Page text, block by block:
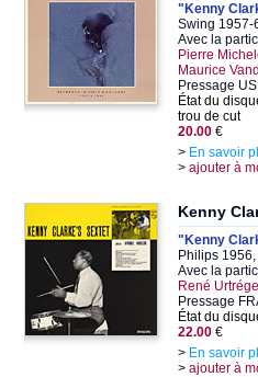
"Kenny
Swing 1957-
Avec la
Pierre
Maurice
Pressage
État du
trou de cut
20.00 €
> En savoir
> ajouter à
Kenny
"Kenny
Philips
Avec la
René
Pressage
État du
22.00 €
> En savoir
> ajouter à